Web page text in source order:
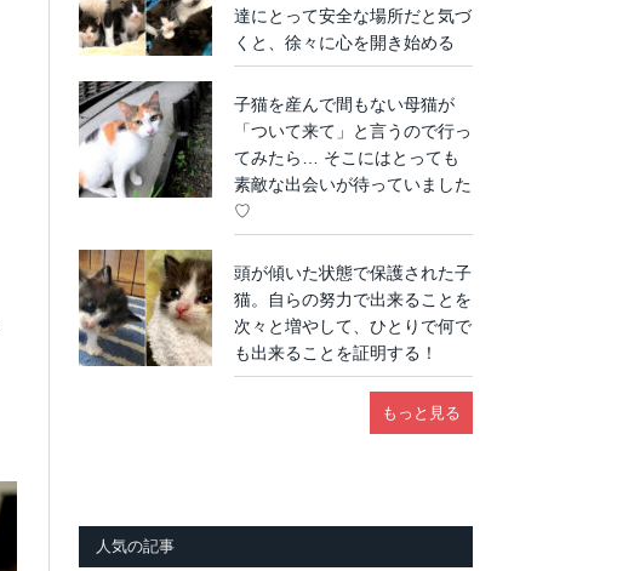
達にとって安全な場所だと気づ
くと、徐々に心を開き始める
子猫を産んで間もない母猫が
「ついて来て」と言うので行っ
てみたら… そこにはとっても
素敵な出会いが待っていました
♡
頭が傾いた状態で保護された子
猫。自らの努力で出来ることを
次々と増やして、ひとりで何で
も出来ることを証明する！
もっと見る
人気の記事